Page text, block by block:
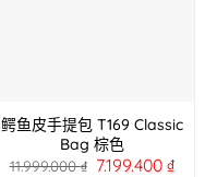
鳄鱼皮手提包 T169 Classic
Bag 棕色
11.999.000₫ 7.199.400₫